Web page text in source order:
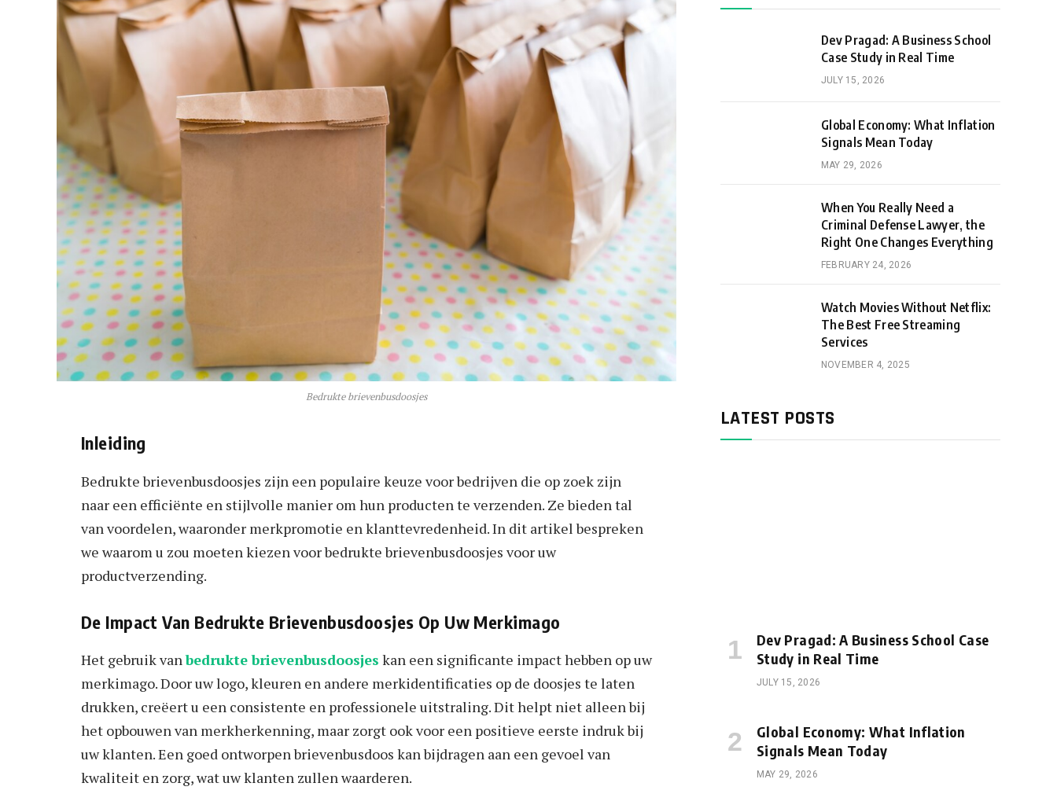
Bedrukte brievenbusdoosjes
Inleiding
Bedrukte brievenbusdoosjes zijn een populaire keuze voor bedrijven die op zoek zijn
naar een efficiënte en stijlvolle manier om hun producten te verzenden. Ze bieden tal
van voordelen, waaronder merkpromotie en klanttevredenheid. In dit artikel bespreken
we waarom u zou moeten kiezen voor bedrukte brievenbusdoosjes voor uw
productverzending.
De Impact Van Bedrukte Brievenbusdoosjes Op Uw Merkimago
Het gebruik vanbedrukte brievenbusdoosjes kan een significante impact hebben op uw
merkimago. Door uw logo, kleuren en andere merkidentificaties op de doosjes te laten
drukken, creëert u een consistente en professionele uitstraling. Dit helpt niet alleen bij
het opbouwen van merkherkenning, maar zorgt ook voor een positieve eerste indruk bij
uw klanten. Een goed ontworpen brievenbusdoos kan bijdragen aan een gevoel van
kwaliteit en zorg, wat uw klanten zullen waarderen.
Dev Pragad: A Business School
Case Study in Real Time
JULY 15, 2026
Global Economy: What Inflation
Signals Mean Today
MAY 29, 2026
When You Really Need a
Criminal Defense Lawyer, the
Right One Changes Everything
FEBRUARY 24, 2026
Watch Movies Without Netflix:
The Best Free Streaming
Services
NOVEMBER 4, 2025
LATEST POSTS
Dev Pragad: A Business School Case
Study in Real Time
JULY 15, 2026
Global Economy: What Inflation
Signals Mean Today
MAY 29, 2026